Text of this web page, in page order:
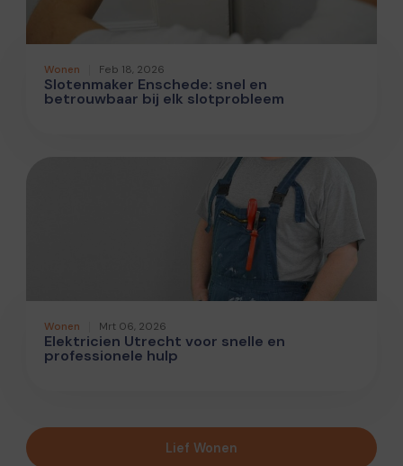
Wonen Feb 18, 2026
Slotenmaker Enschede: snel en
betrouwbaar bij elk slotprobleem
Wonen Mrt 06, 2026
Elektricien Utrecht voor snelle en
professionele hulp
Lief Wonen